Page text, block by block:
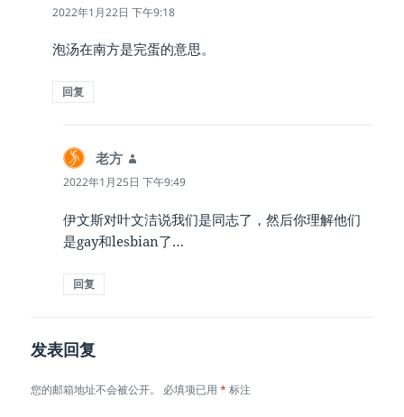
道：
2022年1月22日 下午9:18
泡汤在南方是完蛋的意思。
回复
老方
道：
2022年1月25日 下午9:49
伊文斯对叶文洁说我们是同志了，然后你理解他们
是gay和lesbian了…
回复
发表回复
您的邮箱地址不会被公开。 必填项已用* 标注